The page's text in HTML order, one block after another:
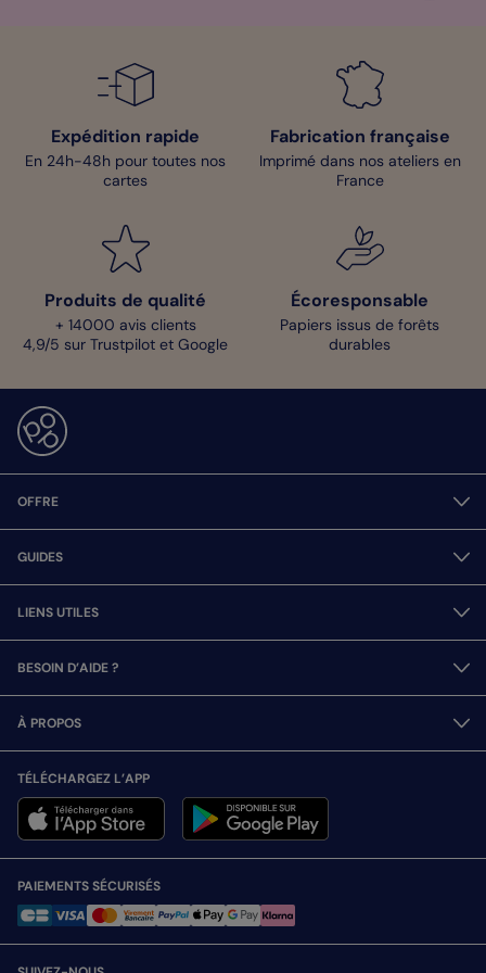
Expédition rapide
En 24h-48h pour toutes nos
cartes
Fabrication française
Imprimé dans nos ateliers en
France
Produits de qualité
+ 14000 avis clients
4,9/5 sur Trustpilot et Google
Écoresponsable
Papiers issus de forêts
durables
OFFRE
GUIDES
LIENS UTILES
BESOIN D’AIDE ?
À PROPOS
TÉLÉCHARGEZ L’APP
PAIEMENTS SÉCURISÉS